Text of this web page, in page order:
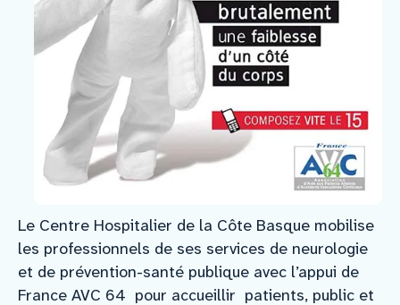
Le Centre Hospitalier de la Côte Basque mobilise
les professionnels de ses services de neurologie
et de prévention-santé publique avec l’appui de
France AVC 64 pour accueillir patients, public et